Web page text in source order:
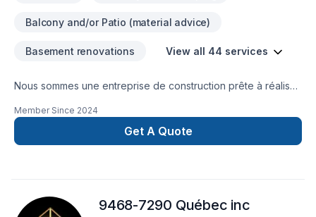
Balcony and/or Patio (material advice)
Basement renovations View all 44 services
Nous sommes une entreprise de construction prête à réaliser
extérieur- rénovation- coffrage- gestion de projets-
agrandissement- finition intérieur Contactez-nous pour une
soumission.
Member Since 2024
Get A Quote
9468-7290 Québec inc